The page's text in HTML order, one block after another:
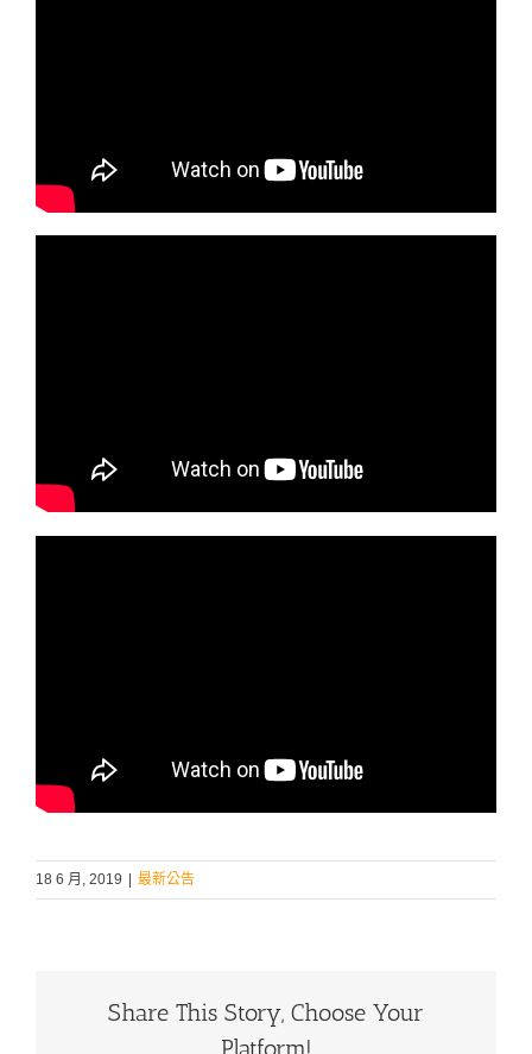
18 6 月, 2019 最新公告
Share This Story, Choose Your
Platform!